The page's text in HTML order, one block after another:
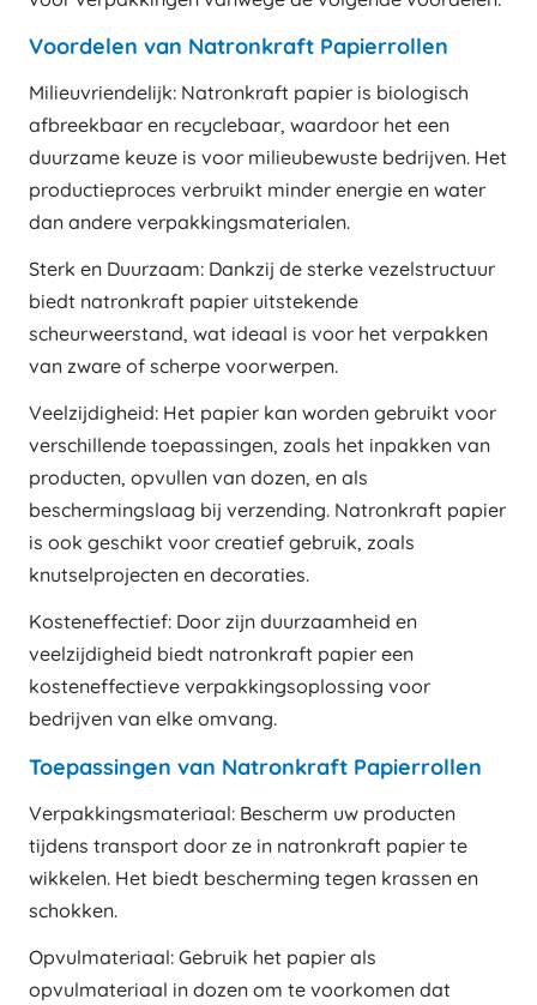
Voordelen van Natronkraft Papierrollen
Milieuvriendelijk: Natronkraft papier is biologisch
afbreekbaar en recyclebaar, waardoor het een
duurzame keuze is voor milieubewuste bedrijven. Het
productieproces verbruikt minder energie en water
dan andere verpakkingsmaterialen.
Sterk en Duurzaam: Dankzij de sterke vezelstructuur
biedt natronkraft papier uitstekende
scheurweerstand, wat ideaal is voor het verpakken
van zware of scherpe voorwerpen.
Veelzijdigheid: Het papier kan worden gebruikt voor
verschillende toepassingen, zoals het inpakken van
producten, opvullen van dozen, en als
beschermingslaag bij verzending. Natronkraft papier
is ook geschikt voor creatief gebruik, zoals
knutselprojecten en decoraties.
Kosteneffectief: Door zijn duurzaamheid en
veelzijdigheid biedt natronkraft papier een
kosteneffectieve verpakkingsoplossing voor
bedrijven van elke omvang.
Toepassingen van Natronkraft Papierrollen
Verpakkingsmateriaal: Bescherm uw producten
tijdens transport door ze in natronkraft papier te
wikkelen. Het biedt bescherming tegen krassen en
schokken.
Opvulmateriaal: Gebruik het papier als
opvulmateriaal in dozen om te voorkomen dat